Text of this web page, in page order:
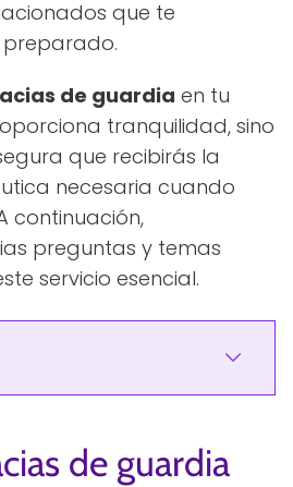
que te
de guardia en tu
tranquilidad, sino
que recibirás la
necesaria cuando
continuación,
preguntas y temas
servicio esencial.
de guardia